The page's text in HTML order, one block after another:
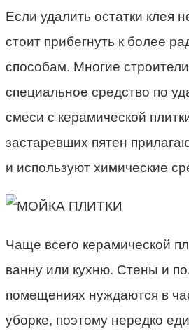
Если удалить остатки клея
стоит прибегнуть к более
способам. Многие
специальное средство по
смеси с керамической
застаревших пятен
и используют химические
Чаще всего керамической
ванну или кухню. Стены и
помещениях нуждаются в
уборке, поэтому нередко